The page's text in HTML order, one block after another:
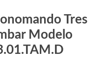
Tres
Modelo